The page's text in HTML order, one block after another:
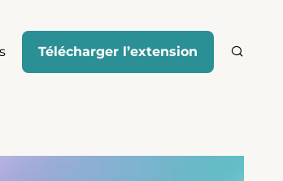
Télécharger l’extension